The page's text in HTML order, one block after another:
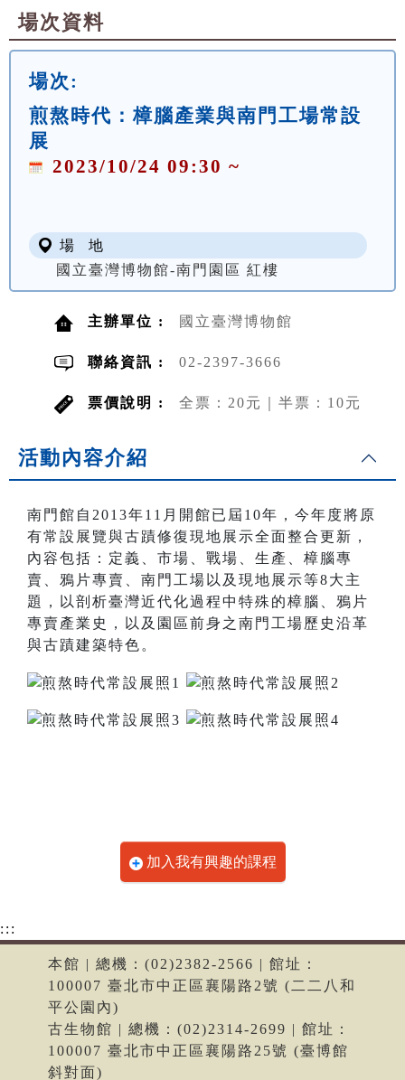
場次資料
場次:
煎熬時代：樟腦產業與南門工場常設
展
2023/10/24 09:30 ~
場 地
國立臺灣博物館-南門園區 紅樓
主辦單位 : 國立臺灣博物館
聯絡資訊 : 02-2397-3666
票價說明 : 全票：20元｜半票：10元
活動內容介紹
南門館自2013年11月開館已屆10年，今年度將原
有常設展覽與古蹟修復現地展示全面整合更新，
內容包括：定義、市場、戰場、生產、樟腦專
賣、鴉片專賣、南門工場以及現地展示等8大主
題，以剖析臺灣近代化過程中特殊的樟腦、鴉片
專賣產業史，以及園區前身之南門工場歷史沿革
與古蹟建築特色。
加入我有興趣的課程
:::
本館 | 總機：(02)2382-2566 | 館址：
100007 臺北市中正區襄陽路2號 (二二八和
平公園內)
古生物館 | 總機：(02)2314-2699 | 館址：
100007 臺北市中正區襄陽路25號 (臺博館
斜對面)